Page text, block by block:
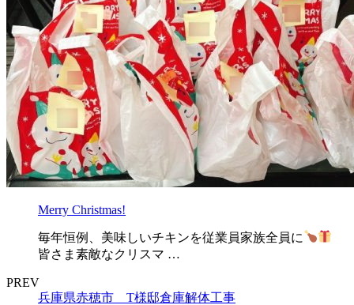
Merry Christmas!
毎年恒例、美味しいチキンを従業員家族全員に
皆さま素敵なクリスマ …
PREV
兵庫県赤穂市 T様邸倉庫解体工事